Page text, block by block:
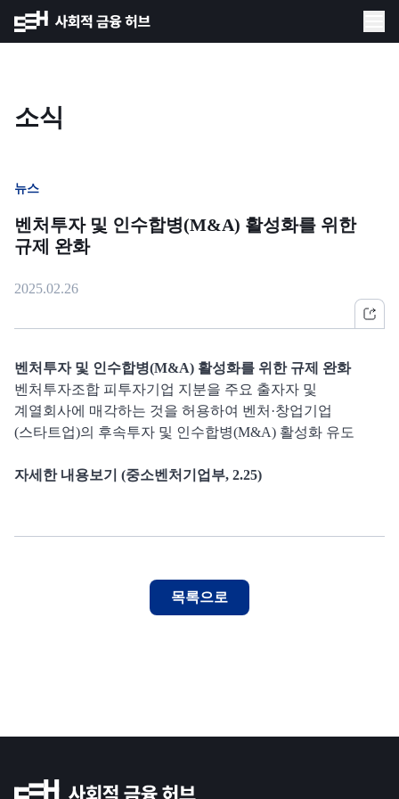
소식
뉴스
벤처투자 및 인수합병(M&A) 활성화를 위한
규제 완화
2025.02.26
벤처투자 및 인수합병(M&A) 활성화를 위한 규제 완화
벤처투자조합 피투자기업 지분을 주요 출자자 및
계열회사에 매각하는 것을 허용하여 벤처·창업기업
(스타트업)의 후속투자 및 인수합병(M&A) 활성화 유도
자세한 내용보기 (중소벤처기업부, 2.25)
목록으로